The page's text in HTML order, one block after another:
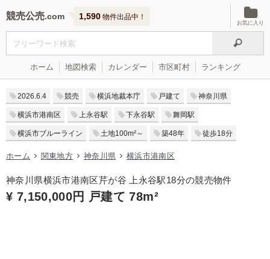
競売公売 1,590 物件出品中！
お気に入り
ホーム 地図検索 カレンダー 市区町村 ランキング
2026.6.4 競売 横浜地裁本庁 戸建て 神奈川県
横浜市港南区 上永谷駅 下永谷駅 舞岡駅
横浜市ブルーライン 土地100m²～ 築48年 徒歩18分
ホーム 関東地方 神奈川県 横浜市港南区
神奈川県横浜市港南区芹が谷 上永谷駅18分の競売物件
¥ 7,150,000円 戸建て 78m²